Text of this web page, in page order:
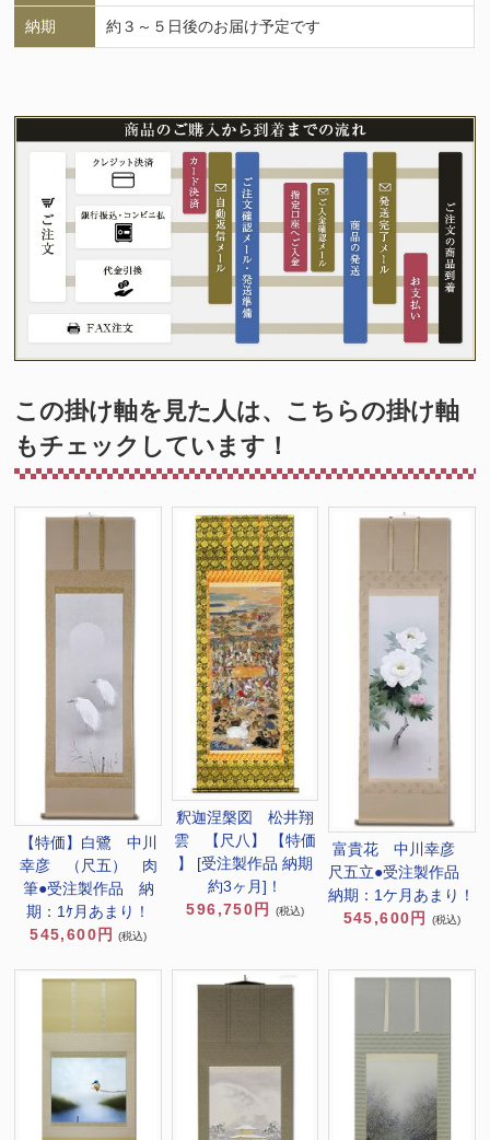
納期 約３～５日後のお届け予定です
この掛け軸を見た人は、こちらの掛け軸
もチェックしています！
【特価】白鷺 中川
幸彦 （尺五） 肉
筆●受注製作品 納
期：1ｹ月あまり！
545,600円 (税込)
釈迦涅槃図 松井翔
雲 【尺八】 【特価
】 [受注製作品 納期
約3ヶ月]！
596,750円
(税込)
富貴花 中川幸彦
尺五立●受注製作品
納期：1ケ月あまり！
545,600円
(税込)